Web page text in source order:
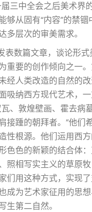
三中全会之后美术界
从固有“内容”的禁锢
层次的审美需求。
表数篇文章，谈论形式
重要的创作倾向之一
经人类改造的自然的
吸纳西方现代艺术，
、敦煌壁画、霍去病
接踵的朝拜者。”他们
性根源。他们运用西
色色的新颖的结合体
照相写实主义的草原牧
们用这种方式，实现
成为艺术家征用的思想
生第二自然。